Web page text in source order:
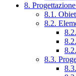
8.
8.1.
8.2.
8.3.